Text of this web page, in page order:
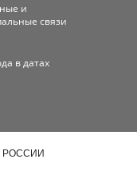
и
связи
в датах
РОССИИ